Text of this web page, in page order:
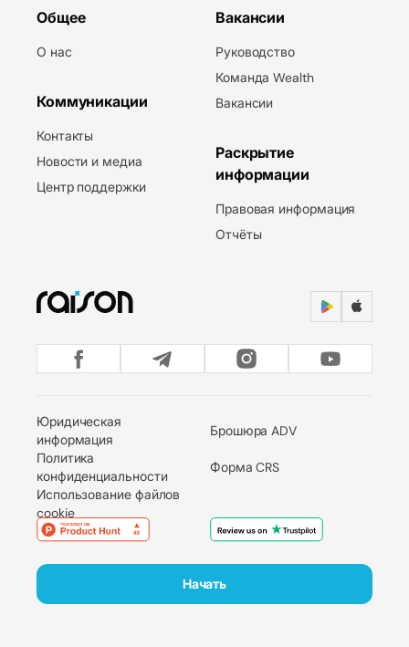
Общее
О нас
Коммуникации
Контакты
Новости и медиа
Центр поддержки
Вакансии
Руководство
Команда Wealth
Вакансии
Раскрытие
информации
Правовая информация
Отчёты
Юридическая
информация
Политика
конфиденциальности
Использование файлов
cookie
Брошюра ADV
Форма CRS
Начать